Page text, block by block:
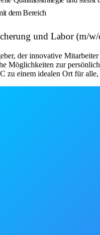
dem Bereich
und Labor (m/
der innovative
Möglichkeiten zur
zu einem idealen Ort für